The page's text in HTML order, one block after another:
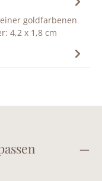
goldfarbenen
4,2 x 1,8 cm